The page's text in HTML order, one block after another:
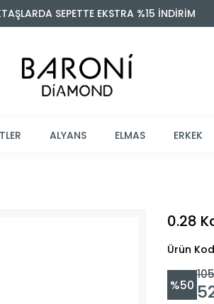
SEPETTE EKSTRA %15 İNDİRİM
ALYANS ELMAS ERKEK
0.28
Ürün
%50